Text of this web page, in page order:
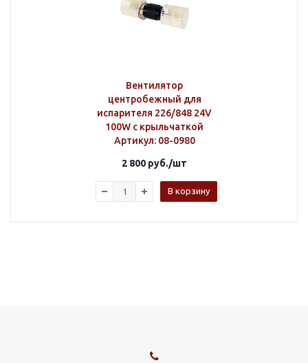
Вентилятор
центробежный для
испарителя 226/848 24V
100W с крыльчаткой
Артикул: 08-0980
2 800 руб./шт
В корзину